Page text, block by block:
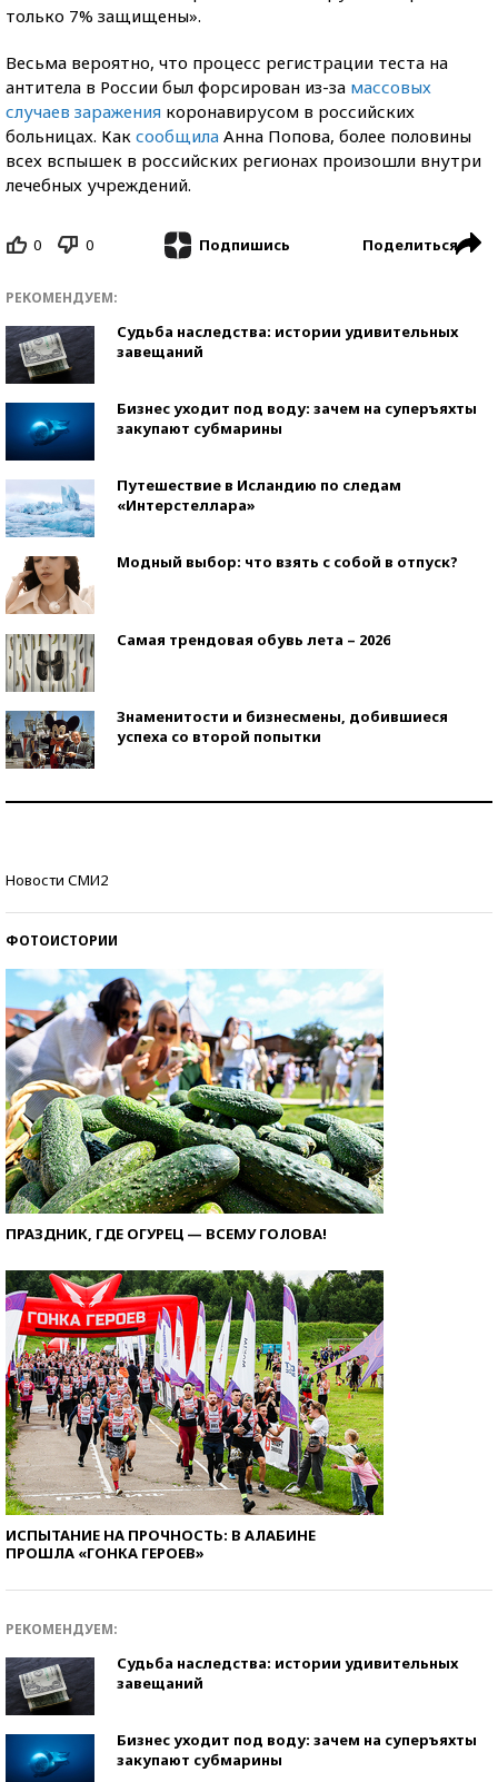
только 7% защищены».
Весьма вероятно, что процесс регистрации теста на
антитела в России был форсирован из-за массовых
случаев заражения коронавирусом в российских
больницах. Как сообщила Анна Попова, более половины
всех вспышек в российских регионах произошли внутри
лечебных учреждений.
0 0 Подпишись Поделиться
РЕКОМЕНДУЕМ:
Судьба наследства: истории удивительных
завещаний
Бизнес уходит под воду: зачем на суперъяхты
закупают субмарины
Путешествие в Исландию по следам
«Интерстеллара»
Модный выбор: что взять с собой в отпуск?
Самая трендовая обувь лета – 2026
Знаменитости и бизнесмены, добившиеся
успеха со второй попытки
Новости СМИ2
ФОТОИСТОРИИ
ПРАЗДНИК, ГДЕ ОГУРЕЦ — ВСЕМУ ГОЛОВА!
ИСПЫТАНИЕ НА ПРОЧНОСТЬ: В АЛАБИНЕ
ПРОШЛА «ГОНКА ГЕРОЕВ»
РЕКОМЕНДУЕМ:
Судьба наследства: истории удивительных
завещаний
Бизнес уходит под воду: зачем на суперъяхты
закупают субмарины